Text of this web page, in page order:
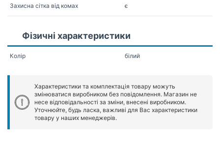
Захисна сітка від комах є
Фізичні характеристики
Колір білий
Характеристики та комплектація товару можуть
змінюватися виробником без повідомлення. Магазин не
несе відповідальності за зміни, внесені виробником.
Уточнюйте, будь ласка, важливі для Вас характеристики
товару у наших менеджерів.